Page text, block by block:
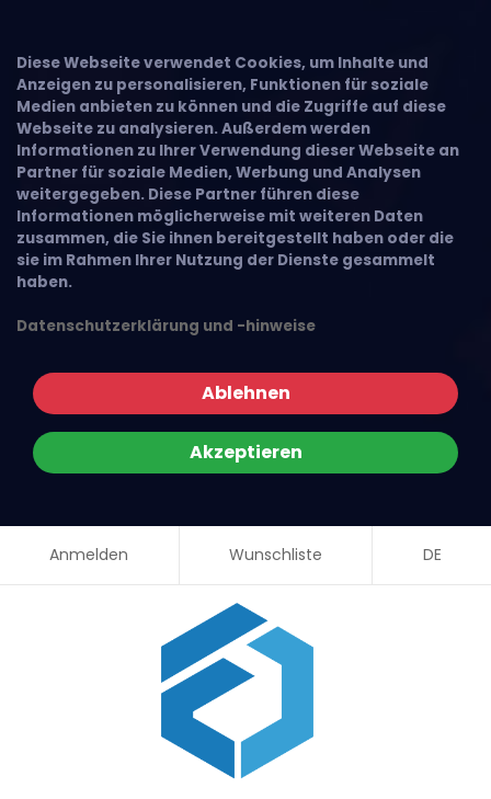
Diese Webseite verwendet Cookies, um Inhalte und
Anzeigen zu personalisieren, Funktionen für soziale
Medien anbieten zu können und die Zugriffe auf diese
Webseite zu analysieren. Außerdem werden
Informationen zu Ihrer Verwendung dieser Webseite an
Partner für soziale Medien, Werbung und Analysen
weitergegeben. Diese Partner führen diese
Informationen möglicherweise mit weiteren Daten
zusammen, die Sie ihnen bereitgestellt haben oder die
sie im Rahmen Ihrer Nutzung der Dienste gesammelt
haben.
Datenschutzerklärung und -hinweise
Ablehnen
Akzeptieren
Anmelden Wunschliste DE